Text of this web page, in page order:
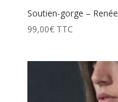
Soutien-gorge – Renée
99,00€ TTC